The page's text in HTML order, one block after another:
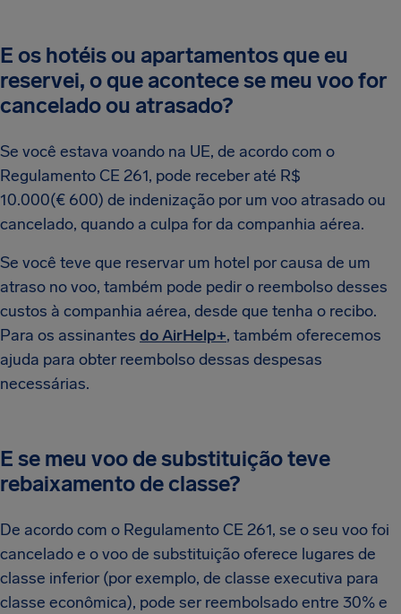
E os hotéis ou apartamentos que eu
reservei, o que acontece se meu voo for
cancelado ou atrasado?
Se você estava voando na UE, de acordo com o
Regulamento CE 261, pode receber até R$
10.000(€ 600) de indenização por um voo atrasado ou
cancelado, quando a culpa for da companhia aérea.
Se você teve que reservar um hotel por causa de um
atraso no voo, também pode pedir o reembolso desses
custos à companhia aérea, desde que tenha o recibo.
Para os assinantes do AirHelp+, também oferecemos
ajuda para obter reembolso dessas despesas
necessárias.
E se meu voo de substituição teve
rebaixamento de classe?
De acordo com o Regulamento CE 261, se o seu voo foi
cancelado e o voo de substituição oferece lugares de
classe inferior (por exemplo, de classe executiva para
classe econômica), pode ser reembolsado entre 30% e